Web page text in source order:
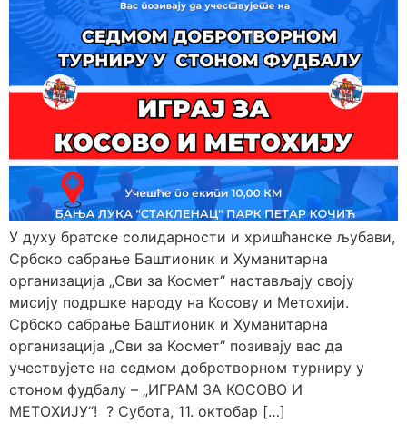
У духу братске солидарности и хришћанске љубави,
Србско сабрање Баштионик и Хуманитарна
организација „Сви за Космет“ настављају своју
мисију подршке народу на Косову и Метохији.
Србско сабрање Баштионик и Хуманитарна
организација „Сви за Космет“ позивају вас да
учествујете на седмом добротворном турниру у
стоном фудбалу – „ИГРАМ ЗА КОСОВО И
МЕТОХИЈУ“! ? Субота, 11. октобар […]